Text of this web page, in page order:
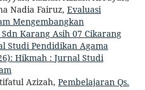
Nadia Fairuz, Evaluasi
Mengembangkan
Karang Asih 07 Cikarang
Studi Pendidikan Agama
Hikmah : Jurnal Studi
Azizah, Pembelajaran Qs.